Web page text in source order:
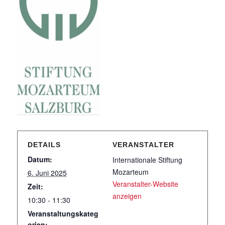
DETAILS
Datum:
6. Juni 2025
Zeit:
10:30 - 11:30
Veranstaltungskateg
VERANSTALTER
Internationale Stiftung
Mozarteum
Veranstalter-Website
anzeigen